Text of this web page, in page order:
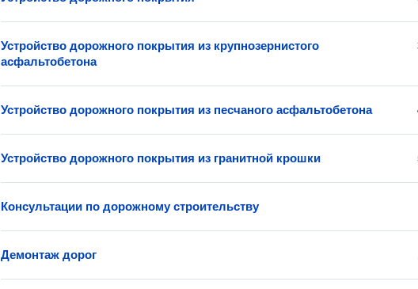
Устройство дорожного покрытия из крупнозернистого
асфальтобетона
Устройство дорожного покрытия из песчаного асфальтобетона
Устройство дорожного покрытия из гранитной крошки
Консультации по дорожному строительству
Демонтаж дорог